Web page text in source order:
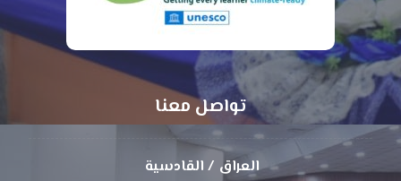
تواصل معنا
العراق / القادسية